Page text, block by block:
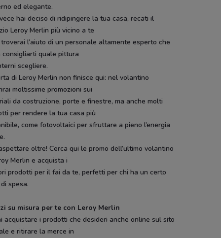
ed elegante.
hai deciso di ridipingere la tua casa, recati il
Leroy Merlin più vicino a te
l’aiuto di un personale altamente esperto che
consigliarti quale pittura
scegliere.
di Leroy Merlin non finisce qui: nel volantino
moltissime promozioni sui
da costruzione, porte e finestre, ma anche molti
per rendere la tua casa più
come fotovoltaici per sfruttare a pieno l’energia
oltre! Cerca qui le promo dell’ultimo volantino
Merlin e acquista i
prodotti per il fai da te, perfetti per chi ha un certo
spesa.
su misura per te con Leroy Merlin
acquistare i prodotti che desideri anche online sul sito
e ritirare la merce in